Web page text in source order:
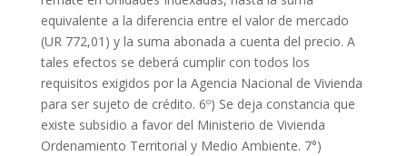
equivalente a la diferencia entre el valor de mercado
(UR 772,01) y la suma abonada a cuenta del precio. A
tales efectos se deberá cumplir con todos los
requisitos exigidos por la Agencia Nacional de Vivienda
para ser sujeto de crédito. 6º) Se deja constancia que
existe subsidio a favor del Ministerio de Vivienda
Ordenamiento Territorial y Medio Ambiente. 7°)